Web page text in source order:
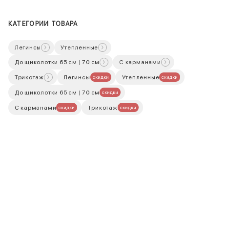
КАТЕГОРИИ ТОВАРА
Легинсы Утепленные
До щиколотки 65 см | 70 см С карманами
Трикотаж Легинсы скидки Утепленные скидки
До щиколотки 65 см | 70 см скидки
С карманами скидки Трикотаж скидки